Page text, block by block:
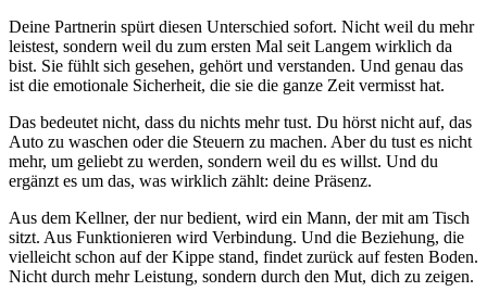
Deine Partnerin spürt diesen Unterschied sofort. Nicht weil du mehr
leistest, sondern weil du zum ersten Mal seit Langem wirklich da
bist. Sie fühlt sich gesehen, gehört und verstanden. Und genau das
ist die emotionale Sicherheit, die sie die ganze Zeit vermisst hat.
Das bedeutet nicht, dass du nichts mehr tust. Du hörst nicht auf, das
Auto zu waschen oder die Steuern zu machen. Aber du tust es nicht
mehr, um geliebt zu werden, sondern weil du es willst. Und du
ergänzt es um das, was wirklich zählt: deine Präsenz.
Aus dem Kellner, der nur bedient, wird ein Mann, der mit am Tisch
sitzt. Aus Funktionieren wird Verbindung. Und die Beziehung, die
vielleicht schon auf der Kippe stand, findet zurück auf festen Boden.
Nicht durch mehr Leistung, sondern durch den Mut, dich zu zeigen.